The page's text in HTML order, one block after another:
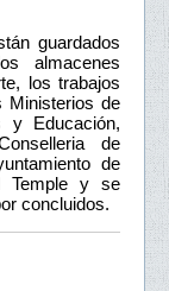
guardados
almacenes
los trabajos
Ministerios de
y Educación,
de
de
Temple y se
concluidos.